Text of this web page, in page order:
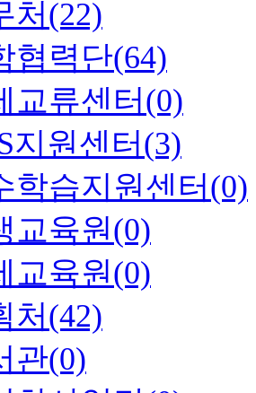
처 (22)
협력단(64)
교류센터 (0)
지원센터 (3)
학습지원센터 (0)
교육원(0)
교육원(0)
처 (42)
관(0)